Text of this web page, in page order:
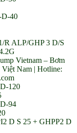
D-40
R ALP/GHP 3 D/S
Vietnam – Bơm
Nam | Hotline:
120
94
D S 25 + GHPP2 D